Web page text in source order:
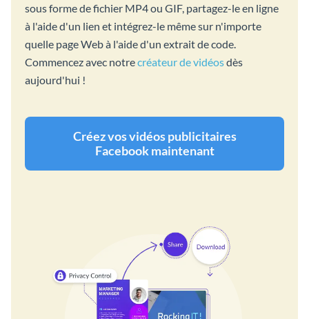
sous forme de fichier MP4 ou GIF, partagez-le en ligne
à l'aide d'un lien et intégrez-le même sur n'importe
quelle page Web à l'aide d'un extrait de code.
Commencez avec notrecréateur de vidéosdès
aujourd'hui !
Créez vos vidéos publicitaires
Facebook maintenant